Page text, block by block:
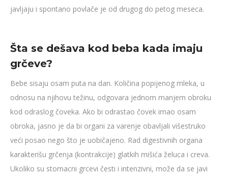
javljaju i spontano povlače je od drugog do petog meseca.
Šta se dešava kod beba kada imaju
grčeve?
Bebe sisaju osam puta na dan. Količina popijenog mleka, u
odnosu na njihovu težinu, odgovara jednom manjem obroku
kod odraslog čoveka. Ako bi odrastao čovek imao osam
obroka, jasno je da bi organi za varenje obavljali višestruko
veći posao nego što je uobičajeno. Rad digestivnih organa
karakterišu grčenja (kontrakcije) glatkih mišića želuca i creva.
Ukoliko su stomacni grcevi česti i intenzivni, može da se javi